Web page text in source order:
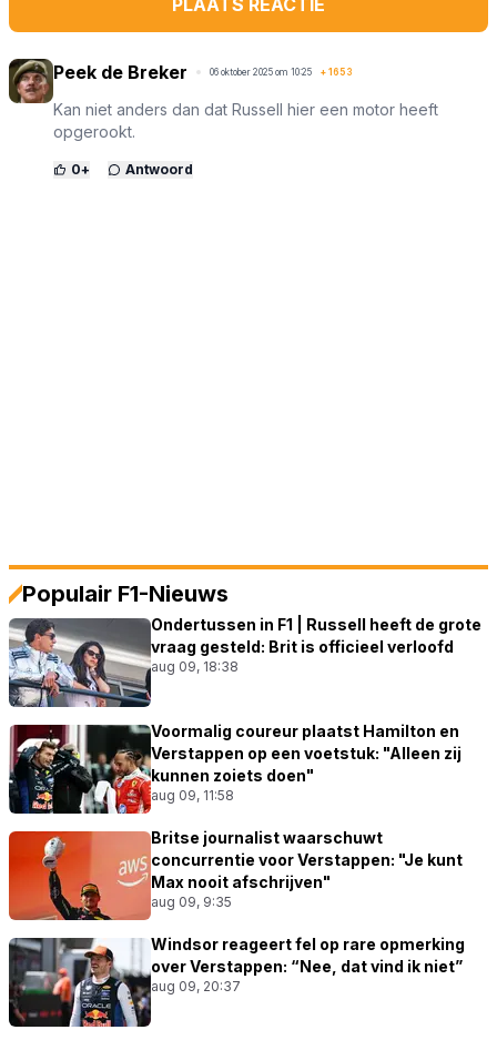
PLAATS REACTIE
Peek de Breker 06 oktober 2025 om 10:25 + 1653
Kan niet anders dan dat Russell hier een motor heeft
opgerookt.
0+ Antwoord
Populair F1-Nieuws
Ondertussen in F1 | Russell heeft de grote
vraag gesteld: Brit is officieel verloofd
aug 09, 18:38
Voormalig coureur plaatst Hamilton en
Verstappen op een voetstuk: "Alleen zij
kunnen zoiets doen"
aug 09, 11:58
Britse journalist waarschuwt
concurrentie voor Verstappen: "Je kunt
Max nooit afschrijven"
aug 09, 9:35
Windsor reageert fel op rare opmerking
over Verstappen: “Nee, dat vind ik niet”
aug 09, 20:37